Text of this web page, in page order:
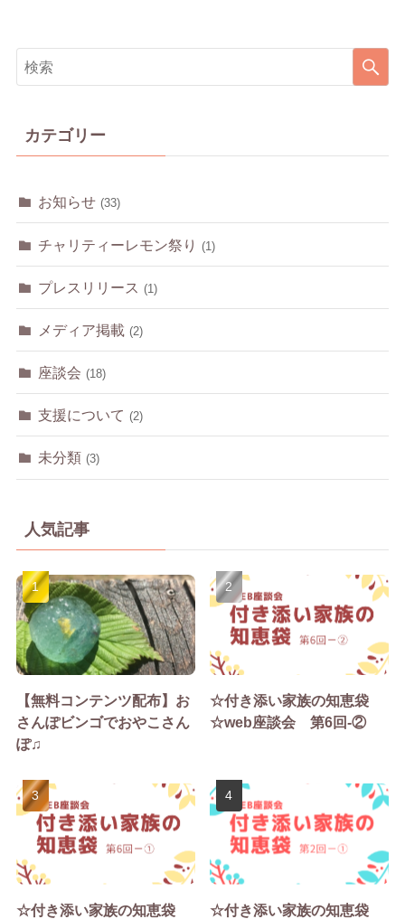
カテゴリー
お知らせ (33)
チャリティーレモン祭り (1)
プレスリリース (1)
メディア掲載 (2)
座談会 (18)
支援について (2)
未分類 (3)
人気記事
【無料コンテンツ配布】お
さんぽビンゴでおやこさん
ぽ♫
☆付き添い家族の知恵袋
☆web座談会 第6回-②
☆付き添い家族の知恵袋
☆付き添い家族の知恵袋